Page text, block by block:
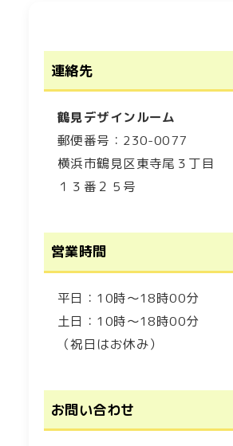
連絡先
鶴見デザインルーム
郵便番号：230-0077
横浜市鶴見区東寺尾３丁目
１３番２５号
営業時間
平日：10時～18時00分
土日：10時～18時00分
（祝日はお休み）
お問い合わせ